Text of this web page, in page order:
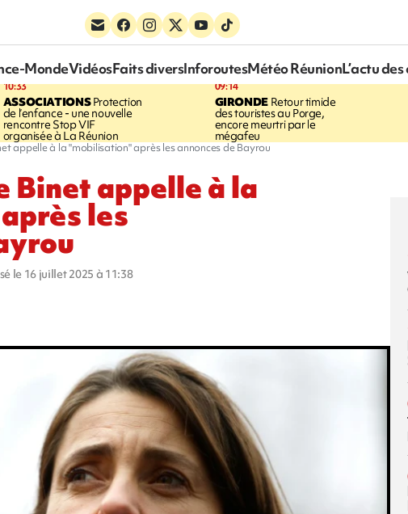
MondeVidéosFaits diversInforoutesMétéo RéunionL’actu
10:33
ASSOCIATIONSProtection
de l’enfance - une nouvelle
rencontre Stop VIF
organisée à La Réunion
09:14
GIRONDERetour timide
des touristes au Porge,
encore meurtri par le
mégafeu
appelle à la "mobilisation" après les annonces de Bayrou
Binet appelle à la
les
le 16 juillet 2025 à 11:38